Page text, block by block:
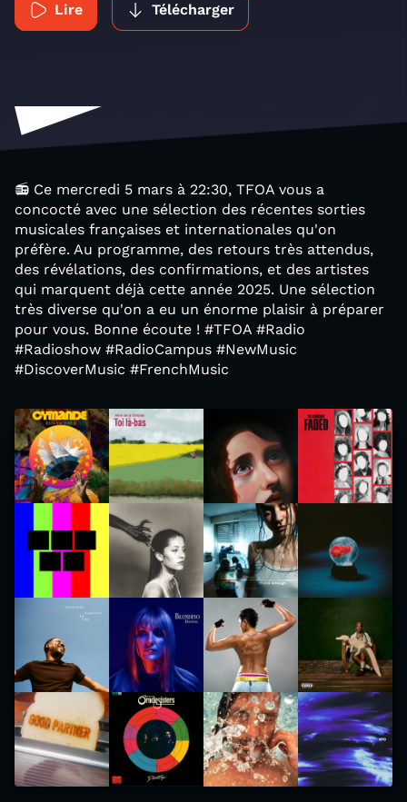
Lire Télécharger
📻 Ce mercredi 5 mars à 22:30, TFOA vous a
concocté avec une sélection des récentes sorties
musicales françaises et internationales qu'on
préfère. Au programme, des retours très attendus,
des révélations, des confirmations, et des artistes
qui marquent déjà cette année 2025. Une sélection
très diverse qu'on a eu un énorme plaisir à préparer
pour vous. Bonne écoute ! #TFOA #Radio
#Radioshow #RadioCampus #NewMusic
#DiscoverMusic #FrenchMusic